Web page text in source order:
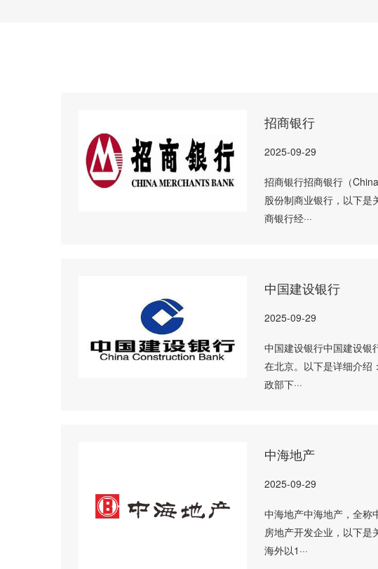
招商银行
2025-09-29
招商银行招商银行（
股份制商业银行，以下
商银行经···
中国建设银行
2025-09-29
中国建设银行中国建设银
在北京。以下是详细介绍
政部下···
中海地产
2025-09-29
中海地产中海地产，全称
房地产开发企业，以下
海外以1···